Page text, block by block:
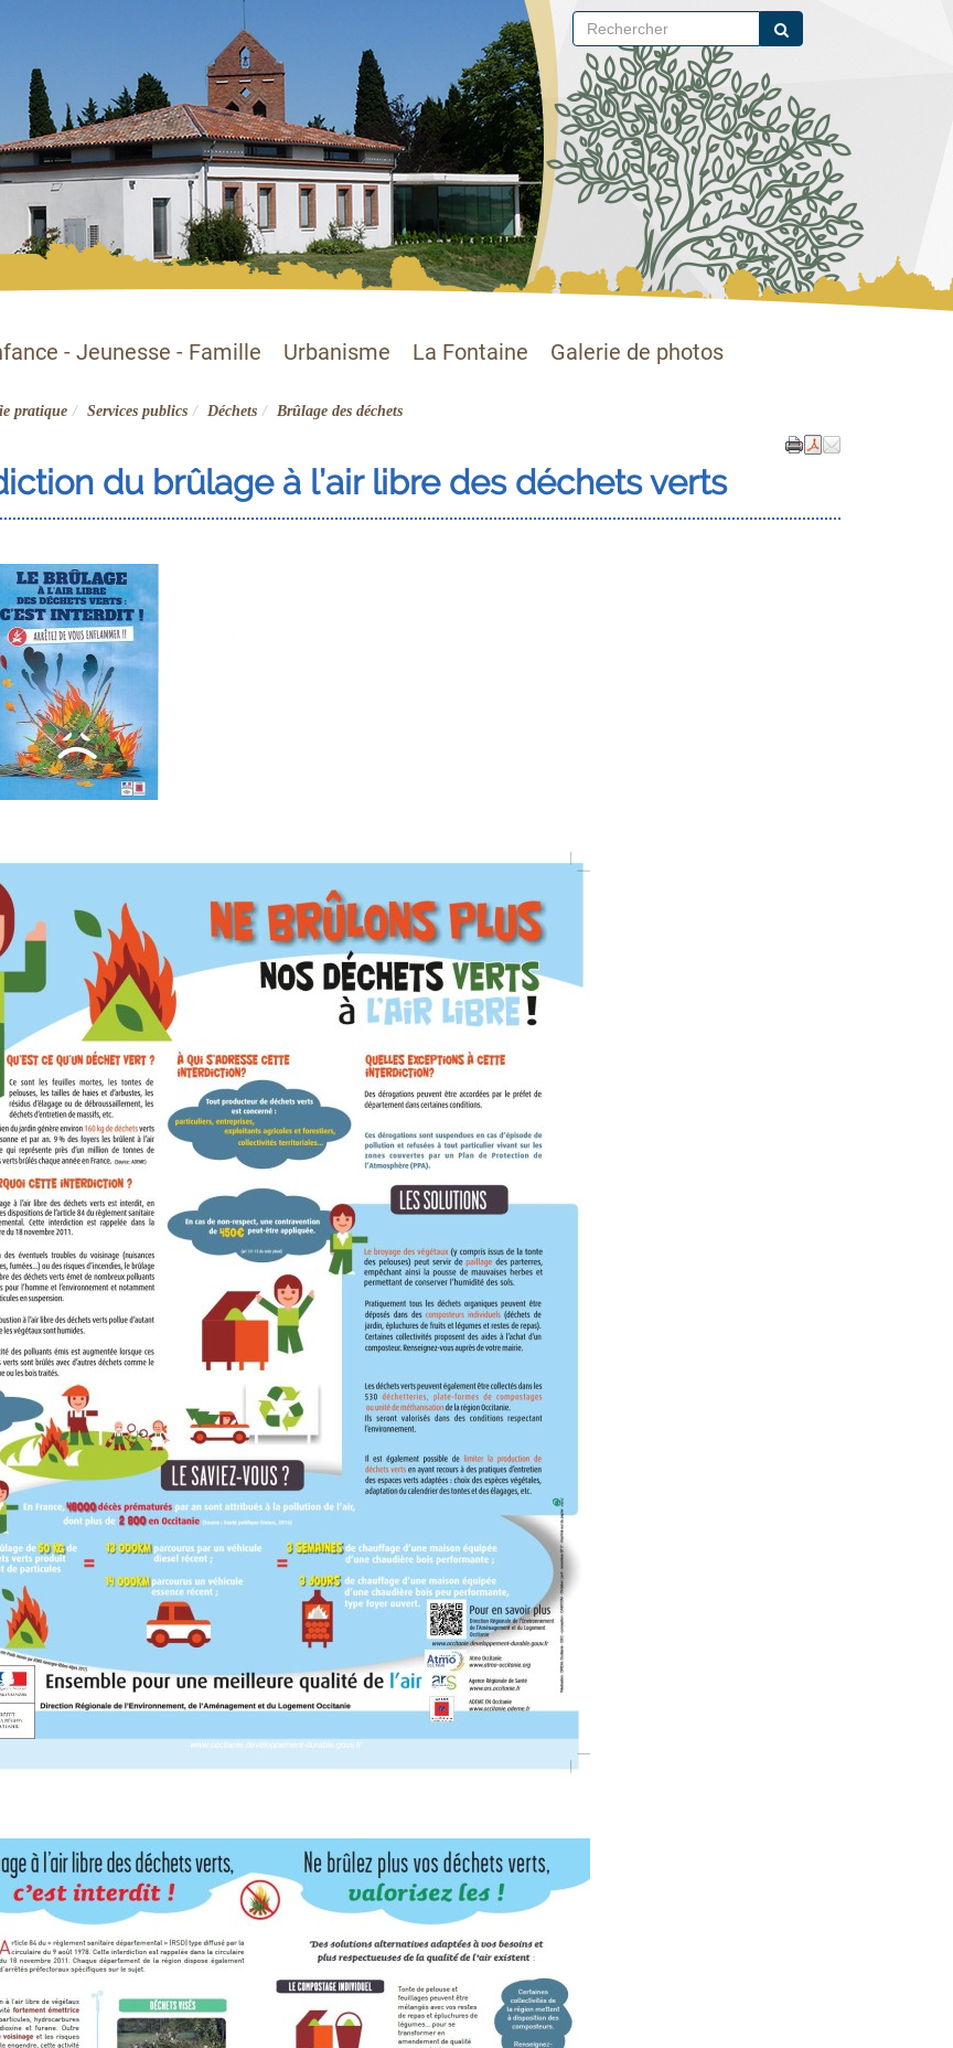
- Jeunesse - Famille Urbanisme La Fontaine Galerie de photos
pratique Services publics Déchets Brûlage des déchets
du brûlage à l’air libre des déchets verts